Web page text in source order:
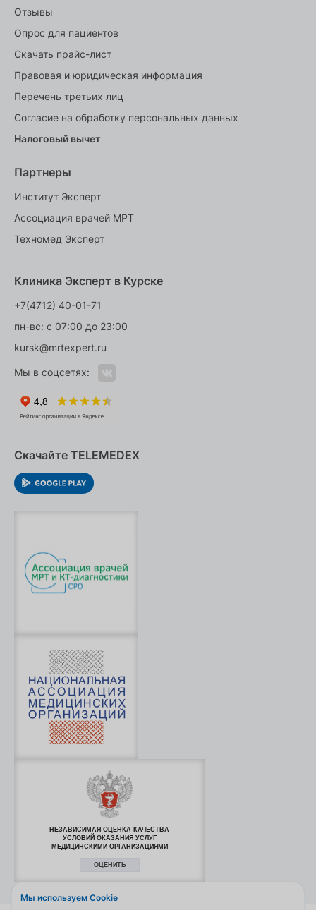
Отзывы
Опрос для пациентов
Скачать прайс-лист
Правовая и юридическая информация
Перечень третьих лиц
Согласие на обработку персональных данных
Налоговый вычет
Партнеры
Институт Эксперт
Ассоциация врачей МРТ
Техномед Эксперт
Клиника Эксперт в Курске
+7(4712) 40-01-71
пн-вс: с 07:00 до 23:00
kursk@mrtexpert.ru
Мы в соцсетях:
Скачайте TELEMEDEX
НЕЗАВИСИМАЯ ОЦЕНКА КАЧЕСТВА
УСЛОВИЙ ОКАЗАНИЯ УСЛУГ
МЕДИЦИНСКИМИ ОРГАНИЗАЦИЯМИ
ОЦЕНИТЬ
Мы используем Cookie